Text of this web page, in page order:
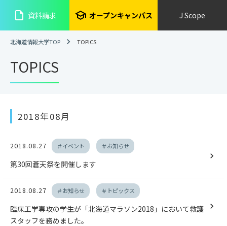
insert_drive_file 資料請求 school オープンキャンパス J Scope
北海道情報大学TOP TOPICS
TOPICS
2018年08月
2018.08.27 ＃イベント ＃お知らせ
第30回蒼天祭を開催します
2018.08.27 ＃お知らせ ＃トピックス
臨床工学専攻の学生が「北海道マラソン2018」において救護
スタッフを務めました。